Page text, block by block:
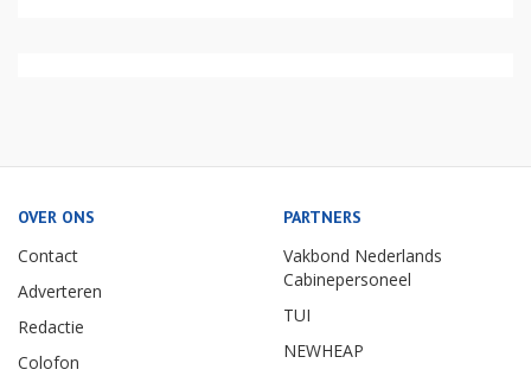
OVER ONS
Contact
Adverteren
Redactie
Colofon
PARTNERS
Vakbond Nederlands
Cabinepersoneel
TUI
NEWHEAP